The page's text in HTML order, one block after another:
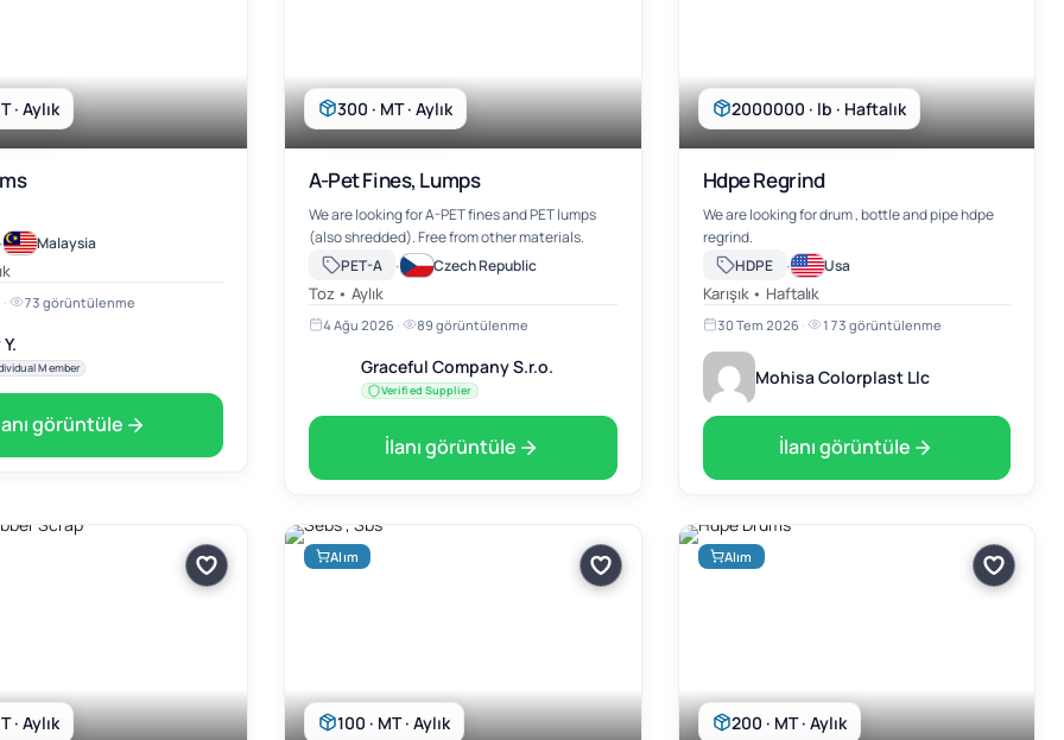
· Aylık
· Malaysia
· 73 görüntülenme
Member
görüntüle
300 · MT · Aylık
A-Pet Fines, Lumps
We are looking for A-PET fines and PET lumps
(also shredded). Free from other materials.
PET-A
· Czech Republic
Toz • Aylık
4 Ağu 2026 · 89 görüntülenme
Graceful Company S.r.o.
Verified Supplier
İlanı görüntüle
2000000 · lb · Haftalık
Hdpe Regrind
We are looking for drum , bottle and pipe hdpe
regrind.
HDPE
· Usa
Karışık • Haftalık
30 Tem 2026 · 173 görüntülenme
Mohisa Colorplast Llc
İlanı görüntüle
· Aylık 100 · MT · Aylık
Alım
200 · MT · Aylık
Alım